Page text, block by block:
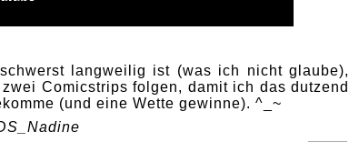
langweilig ist (was ich nicht glaube),
Comicstrips folgen, damit ich das dutzend
(und eine Wette gewinne). ^_~